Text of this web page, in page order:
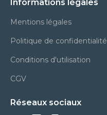
Informations légales
Mentions légales
Politique de confidentialité
Conditions d'utilisation
CGV
Réseaux sociaux